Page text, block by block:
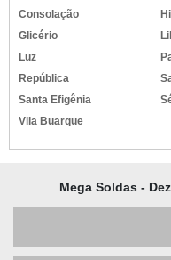
Consolação
Glicério
Luz
República
Santa Efigênia
Vila Buarque
Mega Soldas -